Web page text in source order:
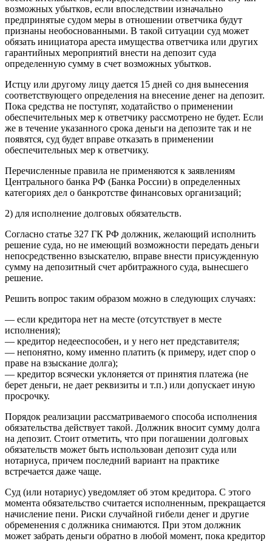
возможных убытков, если впоследствии изначально
предпринятые судом меры в отношении ответчика будут
признаны необоснованными. В такой ситуации суд может
обязать инициатора ареста имущества ответчика или других
гарантийных мероприятий внести на депозит суда
определенную сумму в счет возможных убытков.
Истцу или другому лицу дается 15 дней со дня вынесения
соответствующего определения на внесение денег на депозит.
Пока средства не поступят, ходатайство о применении
обеспечительных мер к ответчику рассмотрено не будет. Если
же в течение указанного срока деньги на депозите так и не
появятся, суд будет вправе отказать в применении
обеспечительных мер к ответчику.
Перечисленные правила не применяются к заявлениям
Центрального банка РФ (Банка России) в определенных
категориях дел о банкротстве финансовых организаций;
2) для исполнение долговых обязательств.
Согласно статье 327 ГК РФ должник, желающий исполнить
решение суда, но не имеющий возможности передать деньги
непосредственно взыскателю, вправе внести присужденную
сумму на депозитный счет арбитражного суда, вынесшего
решение.
Решить вопрос таким образом можно в следующих случаях:
— если кредитора нет на месте (отсутствует в месте
исполнения);
— кредитор недееспособен, и у него нет представителя;
— непонятно, кому именно платить (к примеру, идет спор о
праве на взыскание долга);
— кредитор всячески уклоняется от принятия платежа (не
берет деньги, не дает реквизиты и т.п.) или допускает иную
просрочку.
Порядок реализации рассматриваемого способа исполнения
обязательства действует такой. Должник вносит сумму долга
на депозит. Стоит отметить, что при погашении долговых
обязательств может быть использован депозит суда или
нотариуса, причем последний вариант на практике
встречается даже чаще.
Суд (или нотариус) уведомляет об этом кредитора. С этого
момента обязательство считается исполненным, прекращается
начисление пени. Риски случайной гибели денег и другие
обременения с должника снимаются. При этом должник
может забрать деньги обратно в любой момент, пока кредитор